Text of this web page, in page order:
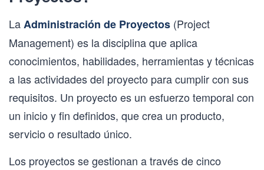
LaAdministración de Proyectos (Project
Management) es la disciplina que aplica
conocimientos, habilidades, herramientas y técnicas
a las actividades del proyecto para cumplir con sus
requisitos. Un proyecto es un esfuerzo temporal con
un inicio y fin definidos, que crea un producto,
servicio o resultado único.
Los proyectos se gestionan a través de cinco